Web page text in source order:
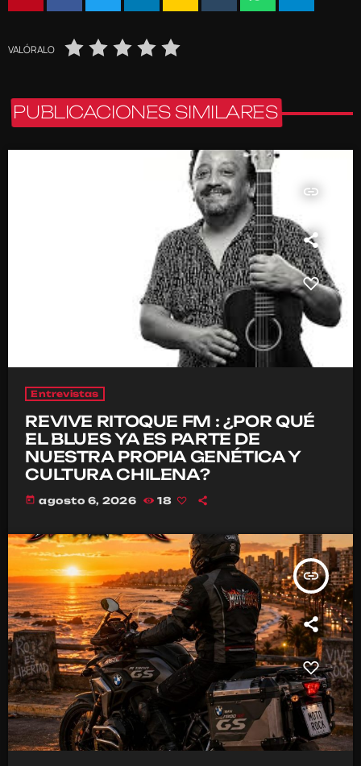
VALÓRALO
PUBLICACIONES SIMILARES
insert_link
Entrevistas
REVIVE RITOQUE FM : ¿POR QUÉ
EL BLUES YA ES PARTE DE
NUESTRA PROPIA GENÉTICA Y
CULTURA CHILENA?
today agosto 6, 2026 18
insert_link